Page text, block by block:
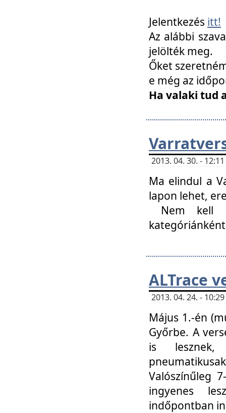
Jelentkezés itt!
Az alábbi
jelölték meg.
Őket
e még az
Ha valaki tud
2013. 04. 30. -
Ma elindul a
lapon lehet,
Nem kell
ALTrace
2013. 04. 24. -
Május 1.-én
Győrbe. A
is lesznek,
Valószínűleg
ingyenes
indőpontban